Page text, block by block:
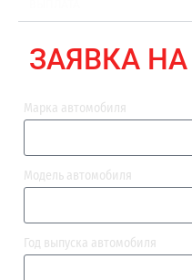
ЗАЯВКА
Марка автомобиля
Модель автомобиля
Год выпуска автомобиля